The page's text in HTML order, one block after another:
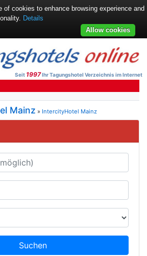
Seit 1997Ihr Tagungshotel Verzeichnis im Internet
Mainz » IntercityHotel Mainz
Suchen
of cookies to enhance browsing experience and
Details
Allow cookies